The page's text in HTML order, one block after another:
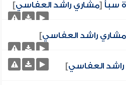
سبأ [مشاري راشد العفاسي]
مشاري راشد العفاسي]
العفاسي]